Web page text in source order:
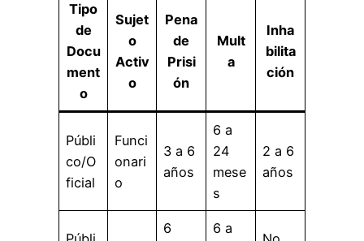
Tipo
de
Docu
ment
o
Sujet
o
Activ
o
Pena
de
Prisi
ón
Mult
a
Inha
bilita
ción
Públi
co/O
ficial
Funci
onari
o
3 a 6
años
6 a
24
mese
s
2 a 6
años
6
6 a